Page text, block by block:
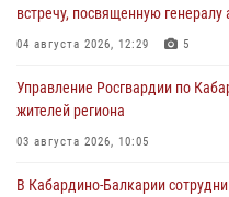
встречу, посвященную
04 августа 2026, 12:29 5
Управление Росгвардии по
жителей региона
03 августа 2026, 10:05
В Кабардино‑Балкарии